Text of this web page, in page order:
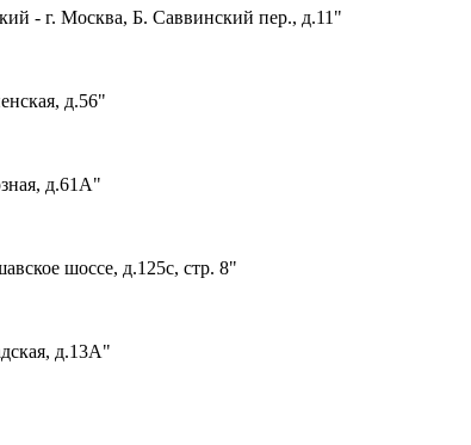
- г. Москва, Б. Саввинский пер., д.11"
д.56"
д.61А"
шоссе, д.125с, стр. 8"
д.13А"